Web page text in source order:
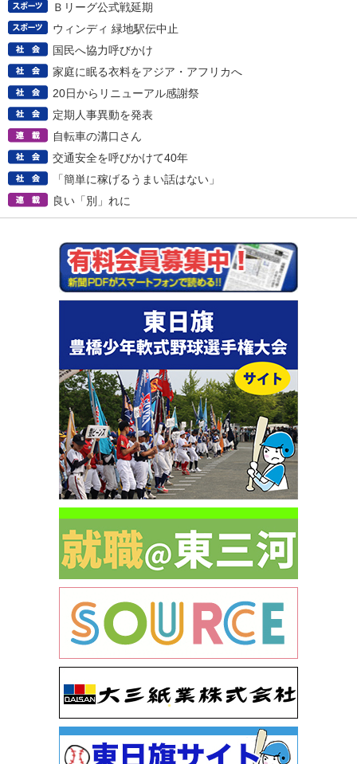
Ｂリーグ公式戦延期
ウィンディ 緑地駅伝中止
国民へ協力呼びかけ
家庭に眠る衣料をアジア・アフリカへ
20日からリニューアル感謝祭
定期人事異動を発表
自転車の溝口さん
交通安全を呼びかけて40年
「簡単に稼げるうまい話はない」
良い「別」れに